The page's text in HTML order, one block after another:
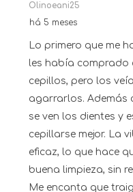
Olinoeani25
há 5 meses
Lo primero que me
les había comprado
cepillos, pero los
agarrarlos. Además
se ven los dientes y
cepillarse mejor. La
eficaz, lo que hace
buena limpieza, sin
Me encanta que